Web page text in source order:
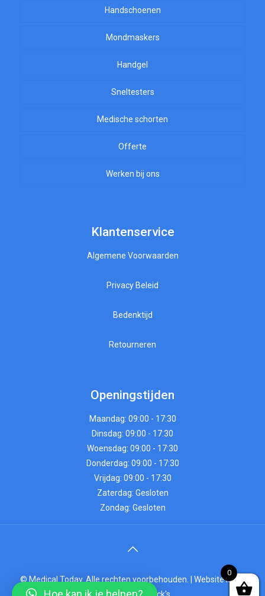
Handschoenen
Mondmaskers
Handgel
Sneltesters
Medische schorten
Offerte
Werken bij ons
Klantenservice
Algemene Voorwaarden
Privacy Beleid
Bedenktijd
Retourneren
Openingstijden
Maandag: 09:00 - 17:30
Dinsdag: 09:00 - 17:30
Woensdag: 09:00 - 17:30
Donderdag: 09:00 - 17:30
Vrijdag: 09:00 - 17:30
Zaterdag: Gesloten
Zondag: Gesloten
© Medical Today. Alle rechten voorbehouden. | Website laten
0